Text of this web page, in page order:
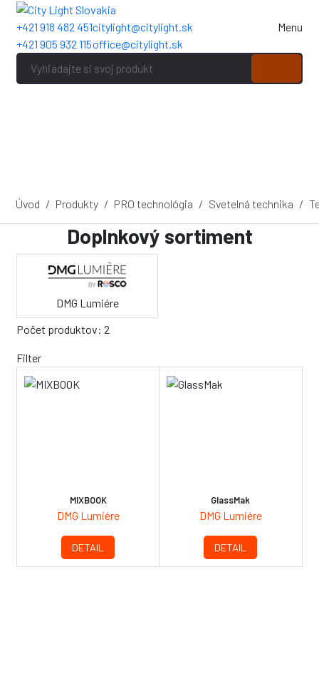
Menu
+421 918 482 451
+421 905 932 115
citylight@citylight.sk
office@citylight.sk
Úvod Produkty PRO technológia Svetelná technika
Doplnkový sortiment
DMG Lumiére
Počet produktov: 2
Filter
MIXBOOK
DMG Lumiére
DETAIL
GlassMak
DMG Lumiére
DETAIL